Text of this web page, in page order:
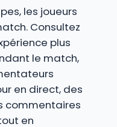
les joueurs
Consultez
plus
le match,
en direct, des
commentaires
en